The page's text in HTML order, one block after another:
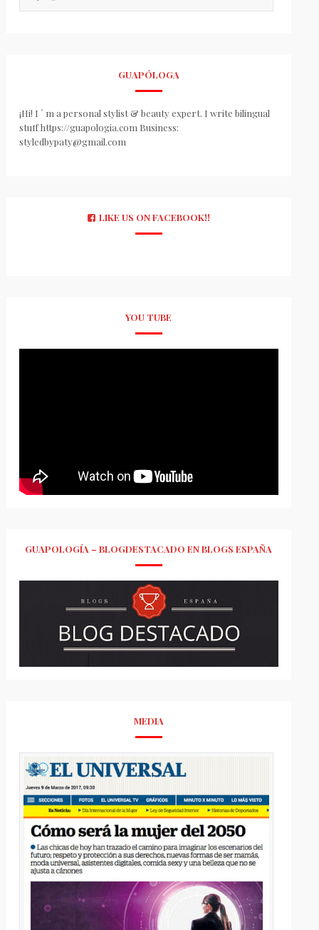
GUAPÓLOGA
¡Hi! I ´ m a personal stylist & beauty expert. I write bilingual
stuff https://guapologia.com Business:
styledbypaty@gmail.com
LIKE US ON FACEBOOK!!
YOU TUBE
GUAPOLOGÍA – BLOGDESTACADO EN BLOGS ESPAÑA
MEDIA